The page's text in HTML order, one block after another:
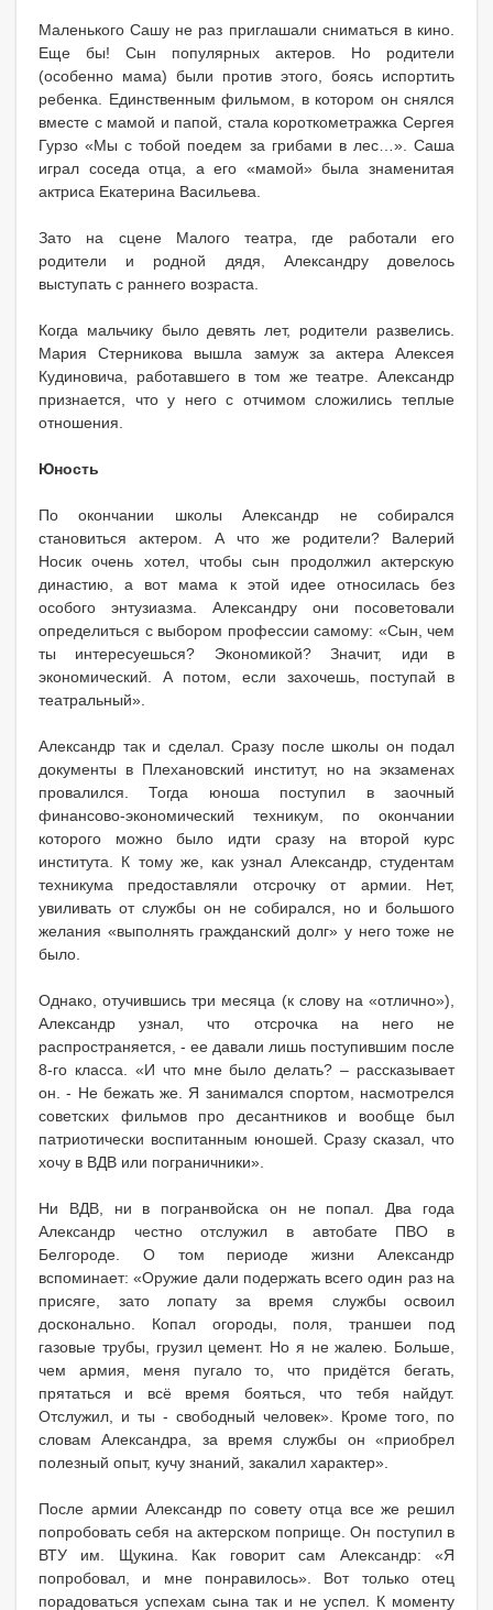
Маленького Сашу не раз приглашали сниматься в кино.
Еще бы! Сын популярных актеров. Но родители
(особенно мама) были против этого, боясь испортить
ребенка. Единственным фильмом, в котором он снялся
вместе с мамой и папой, стала короткометражка Сергея
Гурзо «Мы с тобой поедем за грибами в лес…». Саша
играл соседа отца, а его «мамой» была знаменитая
актриса Екатерина Васильева.
Зато на сцене Малого театра, где работали его
родители и родной дядя, Александру довелось
выступать с раннего возраста.
Когда мальчику было девять лет, родители развелись.
Мария Стерникова вышла замуж за актера Алексея
Кудиновича, работавшего в том же театре. Александр
признается, что у него с отчимом сложились теплые
отношения.
Юность
По окончании школы Александр не собирался
становиться актером. А что же родители? Валерий
Носик очень хотел, чтобы сын продолжил актерскую
династию, а вот мама к этой идее относилась без
особого энтузиазма. Александру они посоветовали
определиться с выбором профессии самому: «Сын, чем
ты интересуешься? Экономикой? Значит, иди в
экономический. А потом, если захочешь, поступай в
театральный».
Александр так и сделал. Сразу после школы он подал
документы в Плехановский институт, но на экзаменах
провалился. Тогда юноша поступил в заочный
финансово-экономический техникум, по окончании
которого можно было идти сразу на второй курс
института. К тому же, как узнал Александр, студентам
техникума предоставляли отсрочку от армии. Нет,
увиливать от службы он не собирался, но и большого
желания «выполнять гражданский долг» у него тоже не
было.
Однако, отучившись три месяца (к слову на «отлично»),
Александр узнал, что отсрочка на него не
распространяется, - ее давали лишь поступившим после
8-го класса. «И что мне было делать? – рассказывает
он. - Не бежать же. Я занимался спортом, насмотрелся
советских фильмов про десантников и вообще был
патриотически воспитанным юношей. Сразу сказал, что
хочу в ВДВ или пограничники».
Ни ВДВ, ни в погранвойска он не попал. Два года
Александр честно отслужил в автобате ПВО в
Белгороде. О том периоде жизни Александр
вспоминает: «Оружие дали подержать всего один раз на
присяге, зато лопату за время службы освоил
досконально. Копал огороды, поля, траншеи под
газовые трубы, грузил цемент. Но я не жалею. Больше,
чем армия, меня пугало то, что придётся бегать,
прятаться и всё время бояться, что тебя найдут.
Отслужил, и ты - свободный человек». Кроме того, по
словам Александра, за время службы он «приобрел
полезный опыт, кучу знаний, закалил характер».
После армии Александр по совету отца все же решил
попробовать себя на актерском поприще. Он поступил в
ВТУ им. Щукина. Как говорит сам Александр: «Я
попробовал, и мне понравилось». Вот только отец
порадоваться успехам сына так и не успел. К моменту